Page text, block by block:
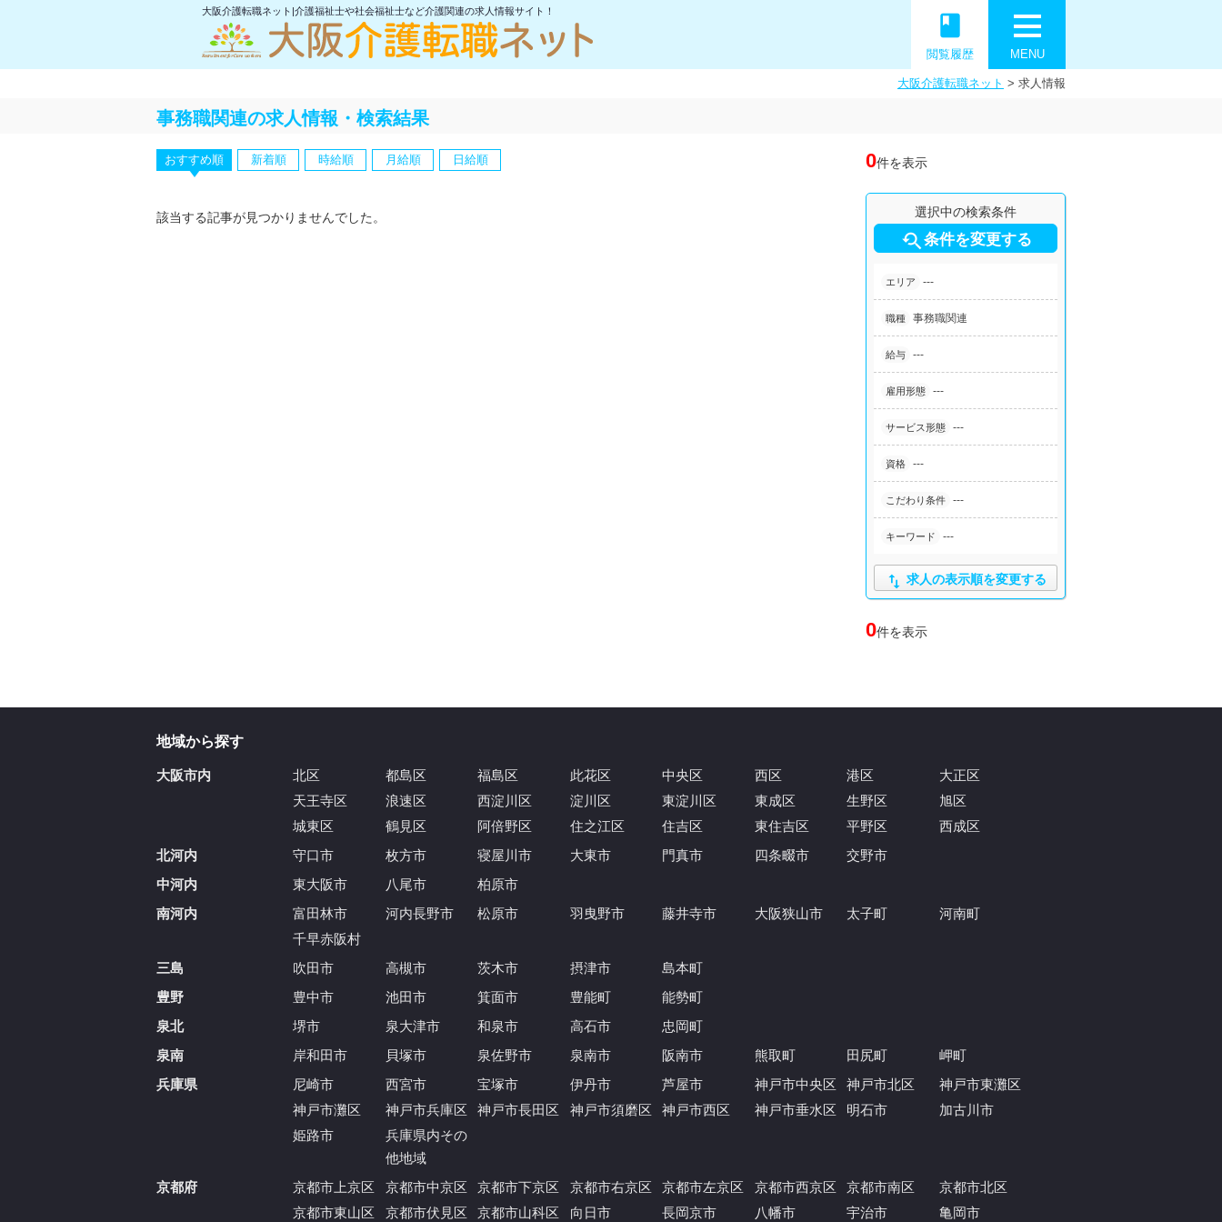
大阪介護転職ネット|介護福祉士や社会福祉士など介護関連の求人情報サイト！
MENU
book
閲覧履歴
大阪介護転職ネット > 求人情報
事務職関連の求人情報・検索結果
0件を表示
おすすめ順 新着順 時給順 月給順 日給順
選択中の検索条件
条件を変更する
エリア ---
職種 事務職関連
給与 ---
雇用形態 ---
サービス形態 ---
資格 ---
こだわり条件 ---
キーワード ---
 求人の表示順を変更する
該当する記事が見つかりませんでした。
0件を表示
地域から探す
大阪市内 北区 都島区 福島区 此花区 中央区 西区 港区
大正区
天王寺区
浪速区 西淀川区 淀川区 東淀川区 東成区 生野区
旭区
城東区
鶴見区 阿倍野区 住之江区 住吉区 東住吉区 平野区
西成区
北河内
守口市 枚方市 寝屋川市 大東市 門真市 四条畷市
交野市
中河内
東大阪市 八尾市
柏原市
南河内
富田林市 河内長野市 松原市 羽曳野市 藤井寺市 大阪狭山市 太子町
河南町
千早赤阪村
三島
吹田市 高槻市 茨木市 摂津市
島本町
豊野
豊中市 池田市 箕面市 豊能町
能勢町
泉北
堺市 泉大津市 和泉市 高石市
忠岡町
泉南
岸和田市 貝塚市 泉佐野市 泉南市 阪南市 熊取町 田尻町
岬町
兵庫県
尼崎市 西宮市 宝塚市 伊丹市 芦屋市 神戸市中央区 神戸市北区
神戸市東灘区
神戸市灘区
神戸市兵庫区 神戸市長田区 神戸市須磨区 神戸市西区 神戸市垂水区 明石市
加古川市
姫路市
兵庫県内その
他地域
京都府
京都市上京区 京都市中京区 京都市下京区 京都市右京区 京都市左京区 京都市西京区 京都市南区
京都市北区
京都市東山区
京都市伏見区 京都市山科区 向日市 長岡京市 八幡市 宇治市 亀岡市